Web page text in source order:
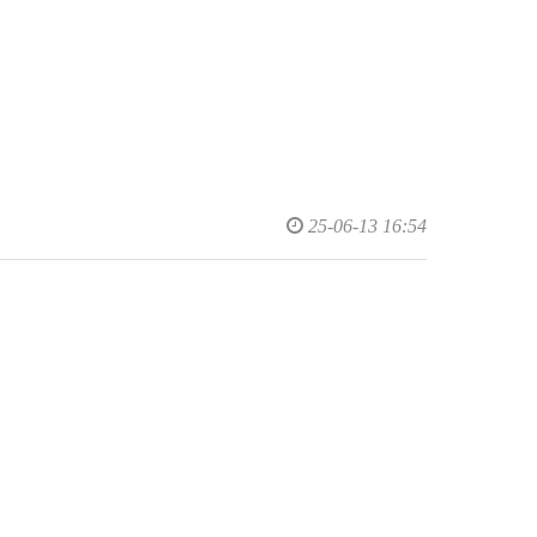
25-06-13 16:54